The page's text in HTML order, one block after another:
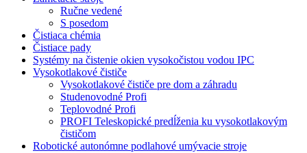
Ručne vedené
S posedom
Čistiaca chémia
Čistiace pady
Systémy na čistenie okien vysokočistou vodou IPC
Vysokotlakové čističe
Vysokotlakové čističe pre dom a záhradu
Studenovodné Profi
Teplovodné Profi
PROFI Teleskopické predĺženia ku vysokotlakovým
čističom
Robotické autonómne podlahové umývacie stroje